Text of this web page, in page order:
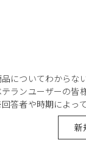
品についてわからな
テランユーザーの皆
答者や時期によっ
新